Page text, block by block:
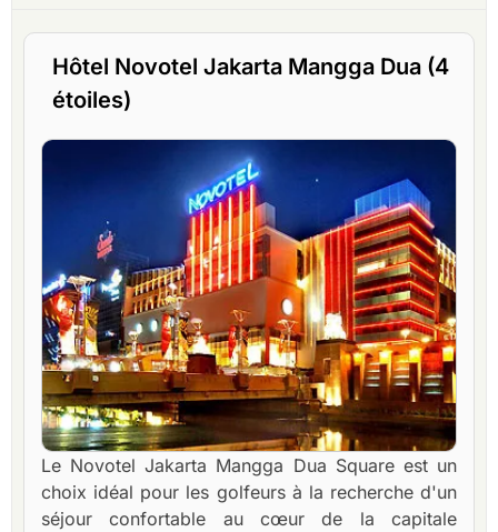
Hôtel Novotel Jakarta Mangga Dua (4
étoiles)
Le Novotel Jakarta Mangga Dua Square est un
choix idéal pour les golfeurs à la recherche d'un
séjour confortable au cœur de la capitale